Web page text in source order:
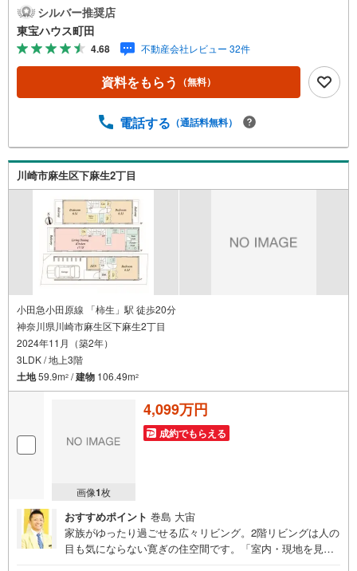
一人を知り、理解することから始めます。お客様のお話を
きちんとお聞きし、しっかり話し合う「心」のコミュニケ
ーションが大切になります。だからこそ、それぞれのお客
様にベストな「住まい」をご提案をすることができるので
す。インターネット予約で当日見学が可能！（1）［室内・
現地を見学する］をクリック（2）本日～4日以内をご希望
い！【主要不動産流通各社の2025年度中間期の売買仲介実
りたくさんのお客様からのお言葉に感謝してこれからも楽
しく素敵なお家探しをお約束します。お家探しを始めてみ
ようと思われたらまずは、お気軽に東宝ハウス町田に相談
してみませんか？スタッフ一同お客様のお問合せをお待ち
しております。
シルバー推奨店
東宝ハウス町田
4.68 不動産会社レビュー 32件
資料をもらう （無料）
電話する （通話料無料）
川崎市麻生区下麻生2丁目
小田急小田原線 「柿生」駅 徒歩20分
神奈川県川崎市麻生区下麻生2丁目
2024年11月（築2年）
3LDK / 地上3階
土地59.9m2 /建物 106.49m2
画像1枚
4,099万円
成約でもらえる
おすすめポイント 巻島 大宙
家族がゆったり過ごせる広々リビング。2階リビングは人の
目も気にならない寛ぎの住空間です。「室内・現地を見学